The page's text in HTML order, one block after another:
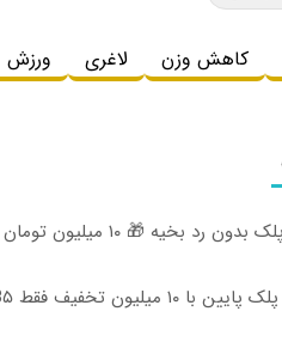
کاهش وزن لاغری ورزش
بخیه 🎁 ۱۰ میلیون تومان تخفیف ویژه
تخفیف فقط 3۵ میلیون 👀